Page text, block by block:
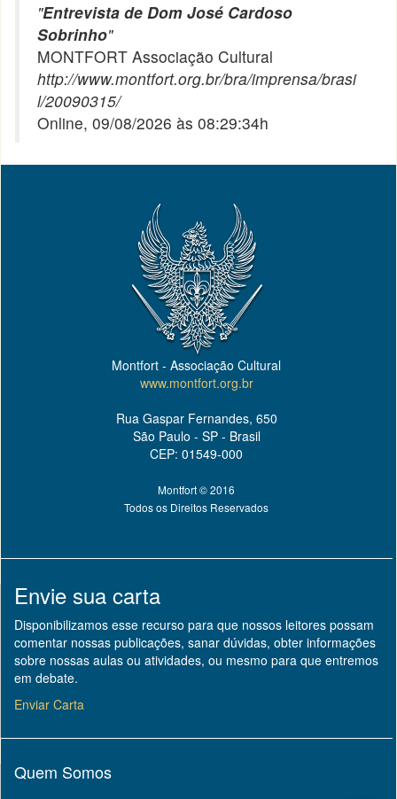
"Entrevista de Dom José Cardoso
Sobrinho"
MONTFORT Associação Cultural
http://www.montfort.org.br/bra/imprensa/brasi
l/20090315/
Online, 09/08/2026 às 08:29:34h
Montfort - Associação Cultural
www.montfort.org.br
Rua Gaspar Fernandes, 650
São Paulo - SP - Brasil
CEP: 01549-000
Montfort © 2016
Todos os Direitos Reservados
Envie sua carta
Disponibilizamos esse recurso para que nossos leitores possam
comentar nossas publicações, sanar dúvidas, obter informações
sobre nossas aulas ou atividades, ou mesmo para que entremos
em debate.
Enviar Carta
Quem Somos